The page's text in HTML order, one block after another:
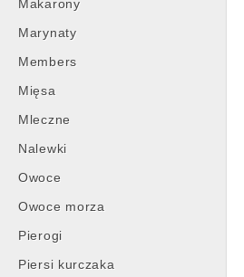
Makarony
Marynaty
Members
Mięsa
Mleczne
Nalewki
Owoce
Owoce morza
Pierogi
Piersi kurczaka